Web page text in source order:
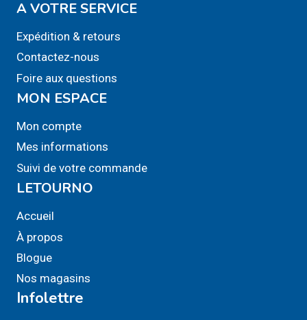
A VOTRE SERVICE
Expédition & retours
Contactez-nous
Foire aux questions
MON ESPACE
Mon compte
Mes informations
Suivi de votre commande
LETOURNO
Accueil
À propos
Blogue
Nos magasins
Infolettre